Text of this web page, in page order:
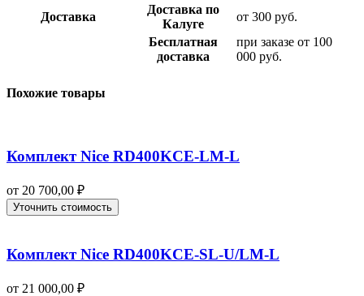
Доставка
Доставка по
Калуге
от 300 руб.
Бесплатная
доставка
при заказе от 100
000 руб.
Похожие товары
Комплект Nice RD400KCE-LM-L
от 20 700,00 ₽
Уточнить стоимость
Комплект Nice RD400KCE-SL-U/LM-L
от 21 000,00 ₽